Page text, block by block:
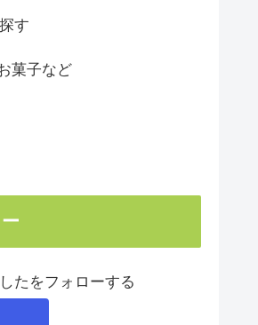
す
菓子など
たをフォローする